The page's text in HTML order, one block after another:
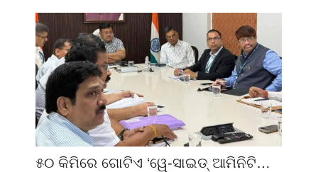
୫୦ କିମିରେ ଗୋଟିଏ ‘ୱେ-ସାଇଡ୍ ଆମିନିଟି…